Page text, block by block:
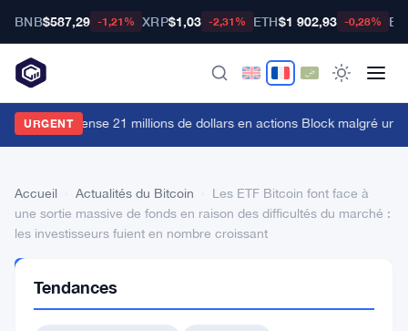
BNB$587,29 -1,21% XRP$1,03 -2,31% ETH$1 902,93 -0,28%
URGENT
Invest dépense 21 millions de dollars en actions Block malgré une
Accueil Actualités du Bitcoin
Les ETF Bitcoin font face à
une sortie massive de fonds en raison des difficultés du marché :
les investisseurs fuient en nombre croissant
DU BITCOIN
Tendances